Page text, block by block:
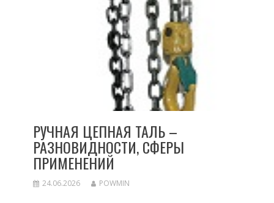
РУЧНАЯ ЦЕПНАЯ ТАЛЬ –
РАЗНОВИДНОСТИ, СФЕРЫ
ПРИМЕНЕНИЙ
24.06.2026 POWMIN